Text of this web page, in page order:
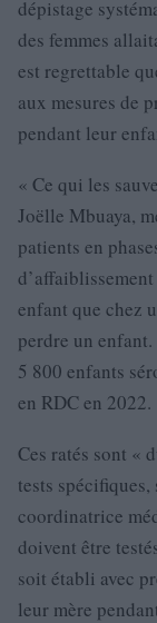
dépistage
des femmes
est regrettable
aux mesures de
pendant leur
« Ce qui les
Joëlle Mbuaya,
patients en
enfant que chez
perdre un
5 800 enfants
en RDC en 2022.
Ces ratés sont «
tests
coordinatrice
doivent être
soit établi avec
leur mère